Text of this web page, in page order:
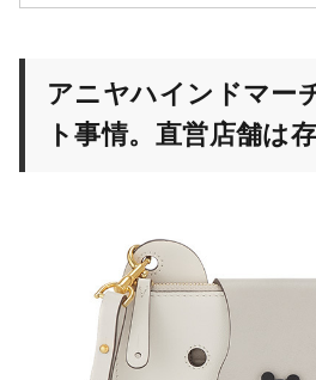
アニヤハインドマー
ト事情。直営店舗は